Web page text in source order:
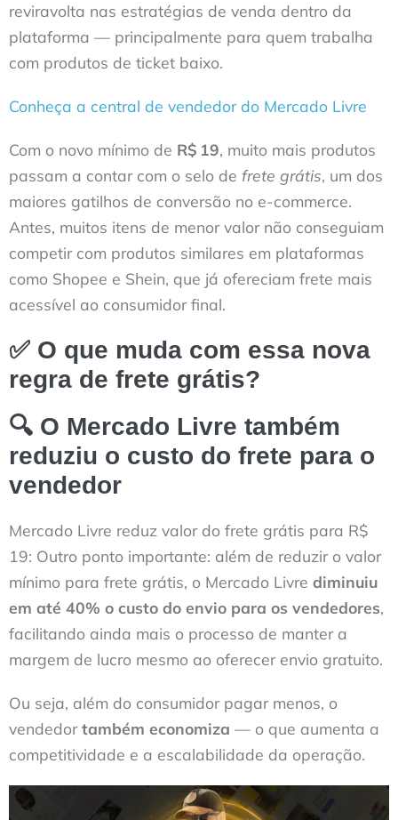
reviravolta nas estratégias de venda dentro da
plataforma — principalmente para quem trabalha
com produtos de ticket baixo.
Conheça a central de vendedor do Mercado Livre
Com o novo mínimo de R$ 19, muito mais produtos
passam a contar com o selo de frete grátis, um dos
maiores gatilhos de conversão no e-commerce.
Antes, muitos itens de menor valor não conseguiam
competir com produtos similares em plataformas
como Shopee e Shein, que já ofereciam frete mais
acessível ao consumidor final.
✅ O que muda com essa nova
regra de frete grátis?
🔍 O Mercado Livre também
reduziu o custo do frete para o
vendedor
Mercado Livre reduz valor do frete grátis para R$
19: Outro ponto importante: além de reduzir o valor
mínimo para frete grátis, o Mercado Livre diminuiu
em até 40% o custo do envio para os vendedores,
facilitando ainda mais o processo de manter a
margem de lucro mesmo ao oferecer envio gratuito.
Ou seja, além do consumidor pagar menos, o
vendedortambém economiza — o que aumenta a
competitividade e a escalabilidade da operação.